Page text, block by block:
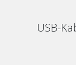
USB-